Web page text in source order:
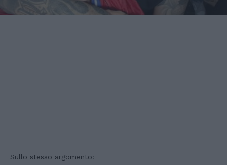
Sullo stesso argomento: